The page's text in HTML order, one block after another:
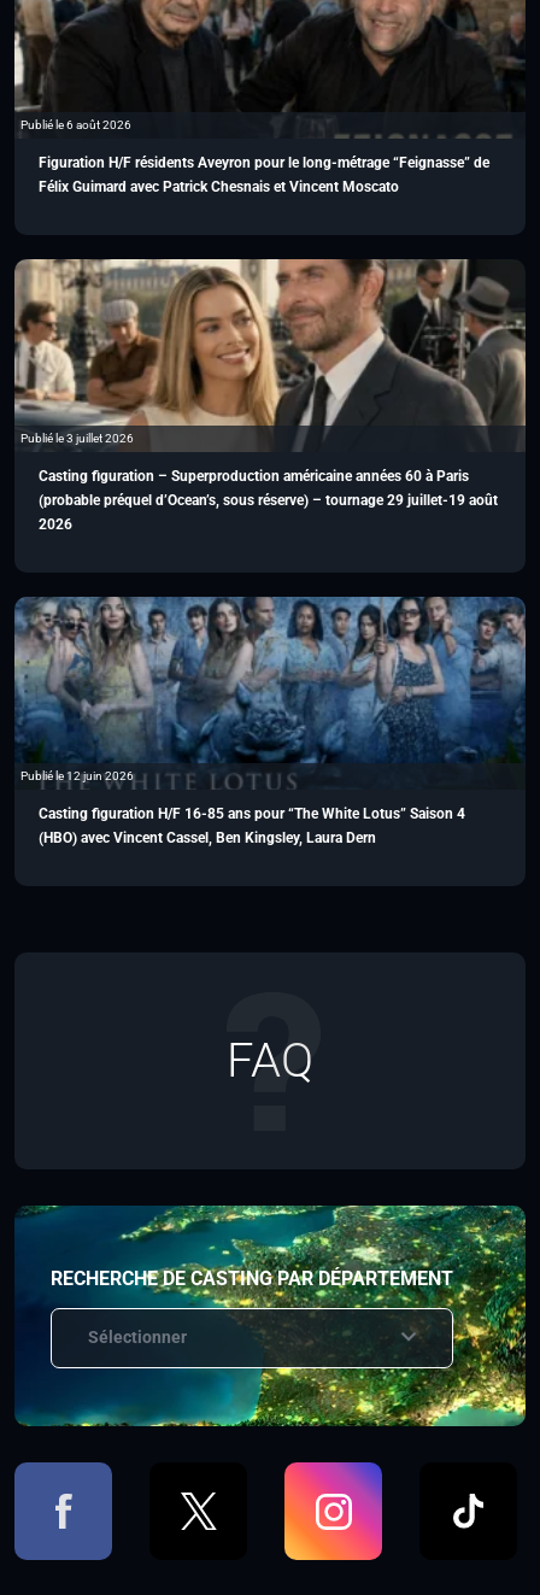
Publié le 6 août 2026
Figuration H/F résidents Aveyron pour le long-métrage “Feignasse” de
Félix Guimard avec Patrick Chesnais et Vincent Moscato
Publié le 3 juillet 2026
Casting figuration – Superproduction américaine années 60 à Paris
(probable préquel d’Ocean’s, sous réserve) – tournage 29 juillet-19 août
2026
Publié le 12 juin 2026
Casting figuration H/F 16-85 ans pour “The White Lotus” Saison 4
(HBO) avec Vincent Cassel, Ben Kingsley, Laura Dern
FAQ
RECHERCHE DE CASTING PAR DÉPARTEMENT
Sélectionner